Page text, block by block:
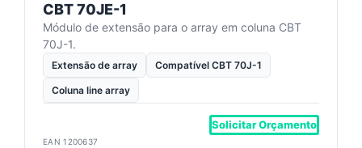
CBT 70JE-1
Módulo de extensão para o array em coluna CBT
70J-1.
Extensão de array Compatível CBT 70J-1
Coluna line array
Solicitar Orçamento
EAN 1200637